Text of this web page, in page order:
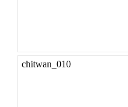
chitwan_010